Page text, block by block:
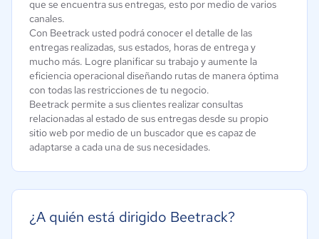
que se encuentra sus entregas, esto por medio de varios
canales.
Con Beetrack usted podrá conocer el detalle de las
entregas realizadas, sus estados, horas de entrega y
mucho más. Logre planificar su trabajo y aumente la
eficiencia operacional diseñando rutas de manera óptima
con todas las restricciones de tu negocio.
Beetrack permite a sus clientes realizar consultas
relacionadas al estado de sus entregas desde su propio
sitio web por medio de un buscador que es capaz de
adaptarse a cada una de sus necesidades.
¿A quién está dirigido Beetrack?